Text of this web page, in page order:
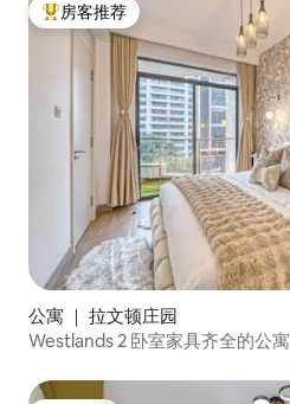
热门「房客推荐」
房客推荐
公寓 ｜ 拉文顿庄园
Westlands 2 卧室家具齐全的公寓